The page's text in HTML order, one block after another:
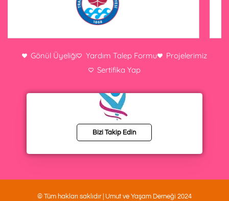
Gönül Üyeliği Yardım Talep Formu
Projelerimiz
Sertifika Yap
Bizi Takip Edin
© Tüm hakları saklıdır | Umut ve Yaşam Derneği 2024